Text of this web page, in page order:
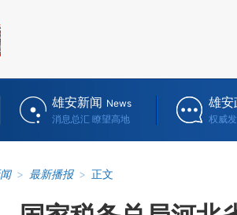
雄安新闻 News
消息总汇 瞭望高地
雄安
权威
> 最新播报 > 正文